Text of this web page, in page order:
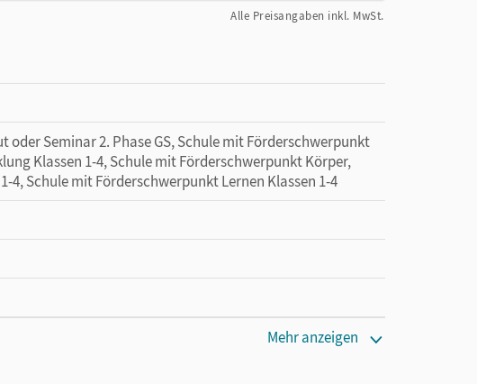
Alle Preisangaben inkl. MwSt.
oder Seminar 2. Phase GS, Schule mit Förderschwerpunkt
Klassen 1-4, Schule mit Förderschwerpunkt Körper,
4, Schule mit Förderschwerpunkt Lernen Klassen 1-4
Mehr anzeigen